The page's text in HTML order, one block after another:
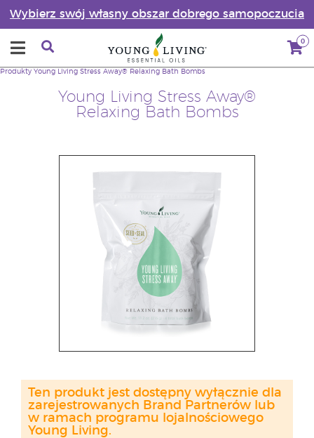
Wybierz swój własny obszar dobrego samopoczucia
0
Young Living Stress Away®
Relaxing Bath Bombs
Produkty Young Living Stress Away® Relaxing Bath Bombs
Ten produkt jest dostępny wyłącznie dla
zarejestrowanych Brand Partnerów lub
w ramach programu lojalnościowego
Young Living.